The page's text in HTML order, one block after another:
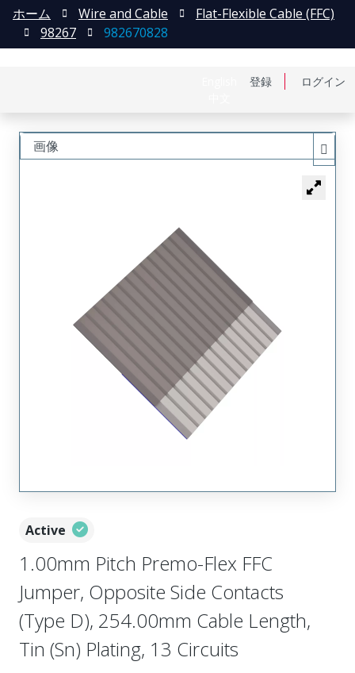
登録 ログイン
ホーム Wire and Cable
Flat-Flexible Cable (FFC)
98267
982670828
Active
1.00mm Pitch Premo-Flex FFC
Jumper, Opposite Side Contacts
(Type D), 254.00mm Cable Length,
Tin (Sn) Plating, 13 Circuits
画像